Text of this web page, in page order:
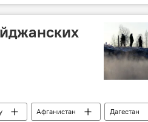
Афганистан
Дагестан